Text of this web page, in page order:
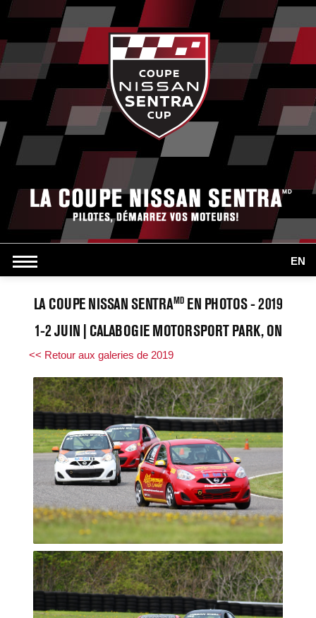
EN
LA COUPE NISSAN SENTRAMDEN PHOTOS - 2019
1-2 JUIN | CALABOGIE MOTORSPORT PARK, ON
<< Retour aux galeries de 2019